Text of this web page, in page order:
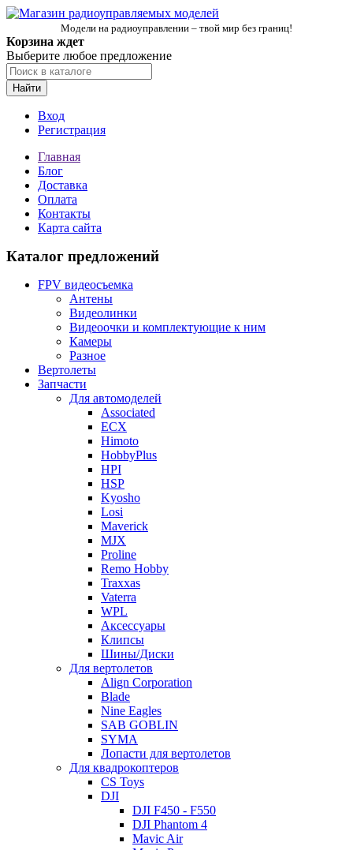
Модели на радиоуправлении – твой мир без границ!
Корзина ждет
Выберите любое предложение
Найти
Вход
Регистрация
Главная
Блог
Доставка
Оплата
Контакты
Карта сайта
Каталог предложений
FPV видеосъемка
Антены
Видеолинки
Видеоочки и комплектующие к ним
Камеры
Разное
Вертолеты
Запчасти
Для автомоделей
Associated
ECX
Himoto
HobbyPlus
HPI
HSP
Kyosho
Losi
Maverick
MJX
Proline
Remo Hobby
Traxxas
Vaterra
WPL
Аксессуары
Клипсы
Шины/Диски
Для вертолетов
Align Corporation
Blade
Nine Eagles
SAB GOBLIN
SYMA
Лопасти для вертолетов
Для квадрокоптеров
CS Toys
DJI
DJI F450 - F550
DJI Phantom 4
Mavic Air